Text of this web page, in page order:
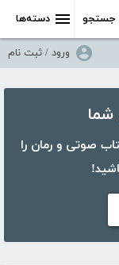
دسته‌ها جستجو
ورود / ثبت نام
بیش از ۵۰،۰۰۰ کتاب، کتاب صوتی و رمان را